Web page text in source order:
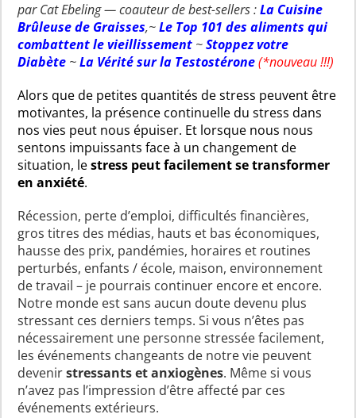
par Cat Ebeling — coauteur de best-sellers :La Cuisine
Brûleuse de Graisses,~Le Top 101 des aliments qui
combattent le vieillissement ~Stoppez votre
Diabète ~La Vérité sur la Testostérone(*nouveau !!!)
Alors que de petites quantités de stress peuvent être
motivantes, la présence continuelle du stress dans
nos vies peut nous épuiser. Et lorsque nous nous
sentons impuissants face à un changement de
situation, lestress peut facilement se transformer
en anxiété.
Récession, perte d’emploi, difficultés financières,
gros titres des médias, hauts et bas économiques,
hausse des prix, pandémies, horaires et routines
perturbés, enfants / école, maison, environnement
de travail – je pourrais continuer encore et encore.
Notre monde est sans aucun doute devenu plus
stressant ces derniers temps. Si vous n’êtes pas
nécessairement une personne stressée facilement,
les événements changeants de notre vie peuvent
devenirstressants et anxiogènes. Même si vous
n’avez pas l’impression d’être affecté par ces
événements extérieurs.